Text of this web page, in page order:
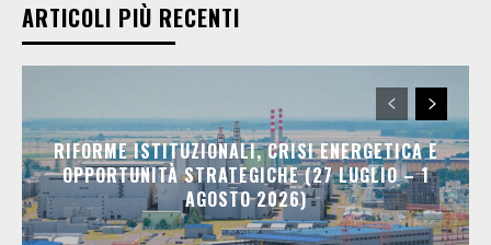
ARTICOLI PIÙ RECENTI
RIFORME ISTITUZIONALI, CRISI ENERGETICA E
OPPORTUNITÀ STRATEGICHE (27 LUGLIO – 1
AGOSTO 2026)